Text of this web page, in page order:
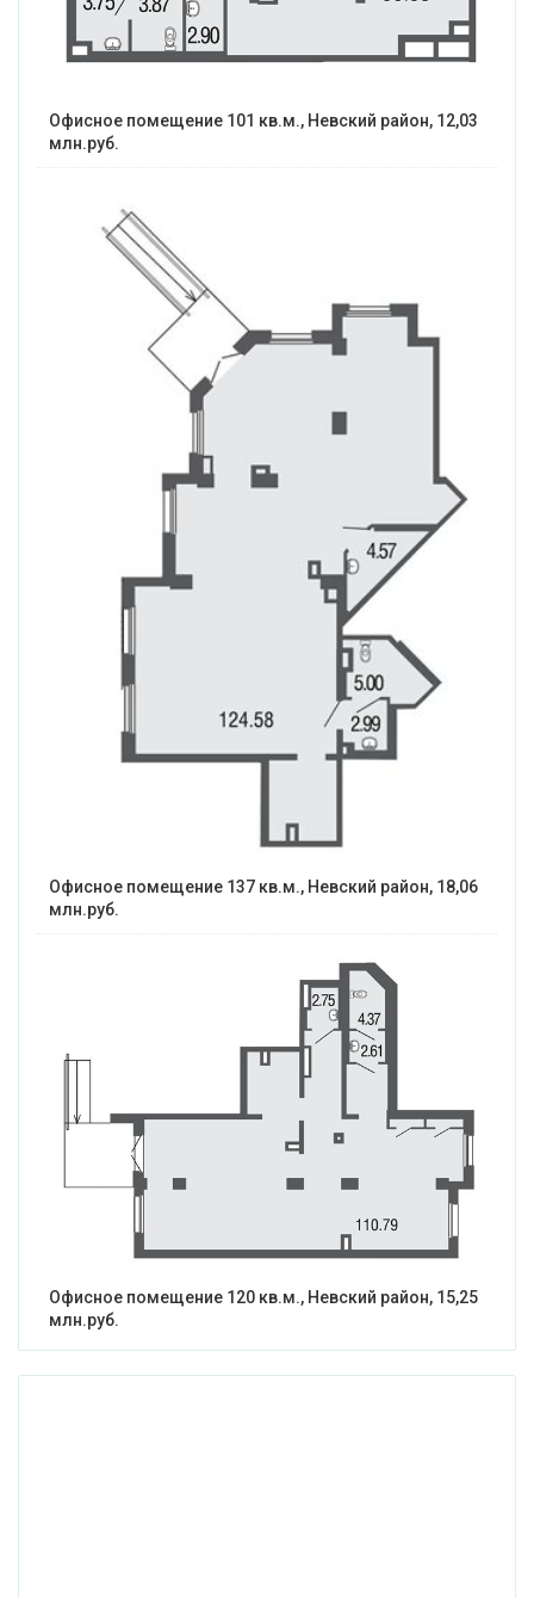
Офисное помещение 101 кв.м., Невский район, 12,03
млн.руб.
Офисное помещение 137 кв.м., Невский район, 18,06
млн.руб.
Офисное помещение 120 кв.м., Невский район, 15,25
млн.руб.